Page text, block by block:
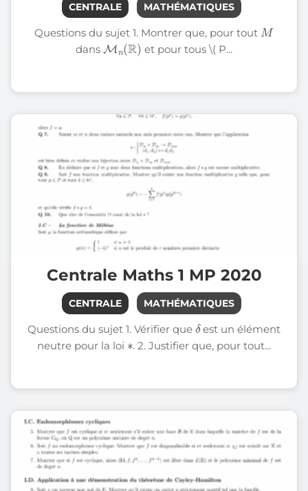
CENTRALE MATHÉMATIQUES
Questions du sujet 1. Montrer que, pour tout
M
dans
M n (R)
et pour tous \( P...
Centrale Maths 1 MP 2020
CENTRALE MATHÉMATIQUES
Questions du sujet 1. Vérifier que
δ
est un élément
neutre pour la loi
. 2. Justifier que, pour tout...